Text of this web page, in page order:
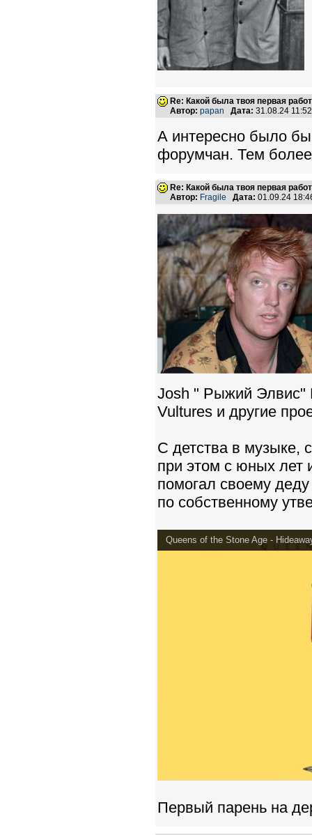
Re: Какой была твоя первая
Автор: papan Дата: 31.08.24
А интересно было
форумчан. Тем
Re: Какой была твоя первая
Автор: Fragile Дата: 01.09.24
Josh " Рыжий Элвис"
Vultures и другие
С детства в музыке,
при этом с юных лет
помогал своему
по собственному
Queens of the Stone Age -
Первый парень на